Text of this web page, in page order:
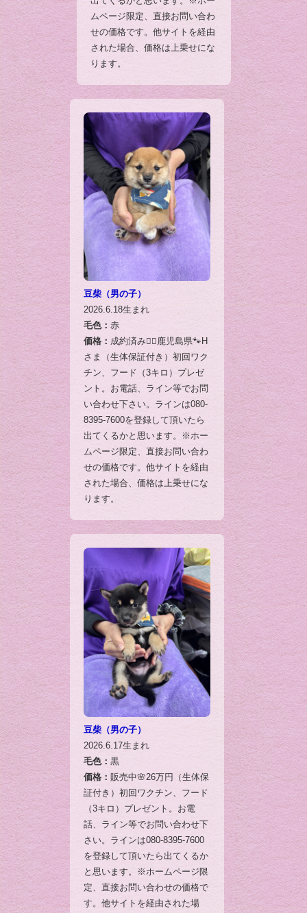
ムページ限定、直接お問い合わ
せの価格です。他サイトを経由
された場合、価格は上乗せにな
ります。
豆柴（男の子）
2026.6.18生まれ
毛色： 赤
価格： 成約済み🙇‍♂️鹿児島県🐾H
さま（生体保証付き）初回ワク
チン、フード（3キロ）プレゼ
ント。お電話、ライン等でお問
い合わせ下さい。ラインは080-
8395-7600を登録して頂いたら
出てくるかと思います。※ホー
ムページ限定、直接お問い合わ
せの価格です。他サイトを経由
された場合、価格は上乗せにな
ります。
豆柴（男の子）
2026.6.17生まれ
毛色： 黒
価格： 販売中🌸26万円（生体保
証付き）初回ワクチン、フード
（3キロ）プレゼント。お電
話、ライン等でお問い合わせ下
さい。ラインは080-8395-7600
を登録して頂いたら出てくるか
と思います。※ホームページ限
定、直接お問い合わせの価格で
す。他サイトを経由された場